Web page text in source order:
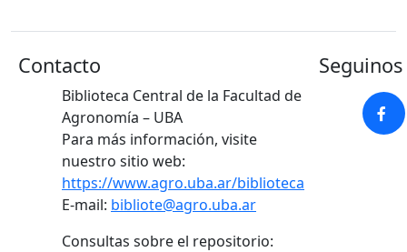
Contacto
Biblioteca Central de la Facultad de
Agronomía – UBA
Para más información, visite
nuestro sitio web:
https://www.agro.uba.ar/biblioteca
E-mail: bibliote@agro.uba.ar
Consultas sobre el repositorio: